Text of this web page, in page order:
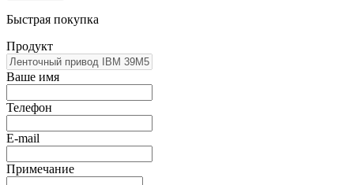
Быстрая покупка
Продукт
Ваше имя
Телефон
E-mail
Примечание